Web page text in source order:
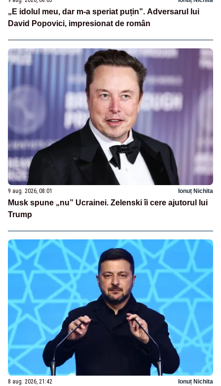
„E idolul meu, dar m-a speriat puțin”. Adversarul lui
David Popovici, impresionat de român
9 aug. 2026, 08:01 Ionuț Nichita
Musk spune „nu” Ucrainei. Zelenski îi cere ajutorul lui
Trump
8 aug. 2026, 21:42 Ionuț Nichita